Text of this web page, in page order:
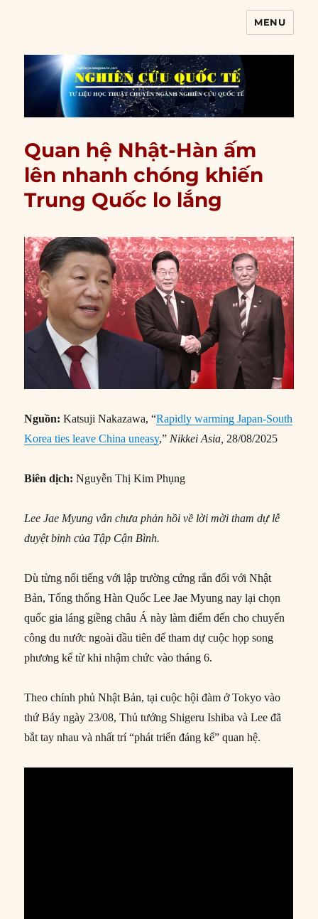
MENU
Quan hệ Nhật-Hàn ấm
lên nhanh chóng khiến
Trung Quốc lo lắng
Nguồn:Katsuji Nakazawa, “Rapidly warming Japan-South
Korea ties leave China uneasy,” Nikkei Asia, 28/08/2025
Biên dịch:Nguyễn Thị Kim Phụng
Lee Jae Myung vẫn chưa phản hồi về lời mời tham dự lễ
duyệt binh của Tập Cận Bình.
Dù từng nổi tiếng với lập trường cứng rắn đối với Nhật
Bản, Tổng thống Hàn Quốc Lee Jae Myung nay lại chọn
quốc gia láng giềng châu Á này làm điểm đến cho chuyến
công du nước ngoài đầu tiên để tham dự cuộc họp song
phương kể từ khi nhậm chức vào tháng 6.
Theo chính phủ Nhật Bản, tại cuộc hội đàm ở Tokyo vào
thứ Bảy ngày 23/08, Thủ tướng Shigeru Ishiba và Lee đã
bắt tay nhau và nhất trí “phát triển đáng kể” quan hệ.